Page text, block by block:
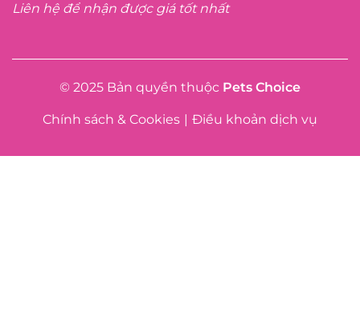
Liên hệ để nhận được giá tốt nhất
© 2025 Bản quyền thuộc Pets Choice
Chính sách & Cookies | Điều khoản dịch vụ